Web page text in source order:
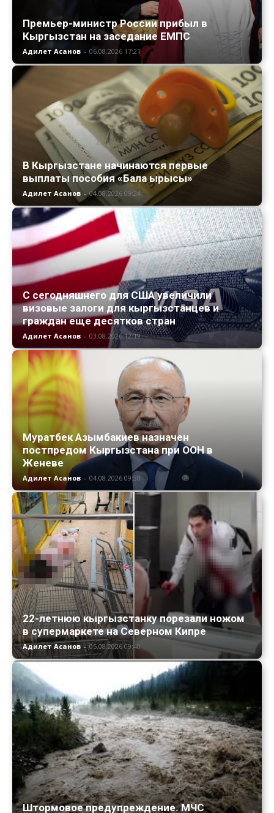
Премьер-министр России прибыл в
Кыргызстан на заседание ЕМПС
Адилет Асанов - 06.08.2026 17:21
В Кыргызстане начинаются первые
выплаты пособия «Бала ырысы»
Адилет Асанов - 04.08.2026 09:24
С сегодняшнего для США увеличили
визовые залоги для кыргызстанцев и
граждан еще десятков стран
Адилет Асанов - 03.08.2026 12:19
Муратбек Азымбакиев назначен
постпредом Кыргызстана при ООН в
Женеве
Адилет Асанов - 04.08.2026 09:30
22-летнюю кыргызстанку порезали ножом
в супермаркете на Северном Кипре
Адилет Асанов - 05.08.2026 09:40
Штормовое предупреждение. МЧС